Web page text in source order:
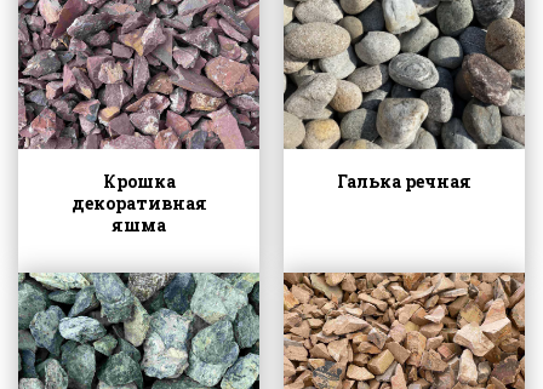
Крошка
декоративная
яшма
Галька речная